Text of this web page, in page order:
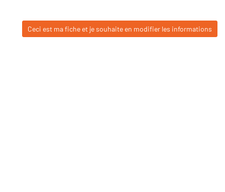
Ceci est ma fiche et je souhaite en modifier les informations